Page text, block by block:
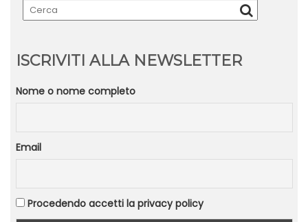
ISCRIVITI ALLA NEWSLETTER
Nome o nome completo
Email
Procedendo accetti la privacy policy